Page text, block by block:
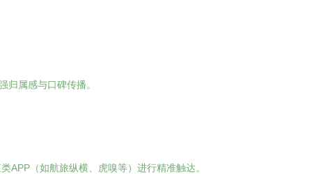
归属感与口碑传播。
APP（如航旅纵横、虎嗅等）进行精准触达。